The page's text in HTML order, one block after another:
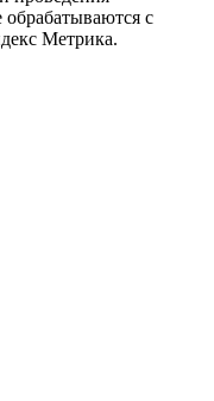
обрабатываются с
Метрика.